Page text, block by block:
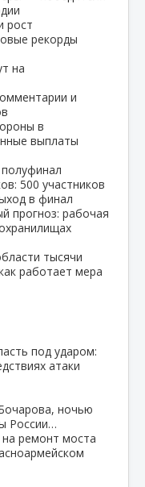
рост
рекорды
на
и
в
выплаты
500 участников
в финал
прогноз: рабочая
тысячи
работает мера
под ударом:
атаки
ночью
России…
ремонт моста